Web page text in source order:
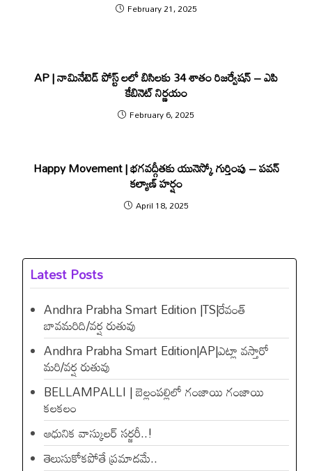
February 21, 2025
AP | నామినేటెడ్ పోస్ట్ ల‌లో బిసిల‌కు 34 శాతం రిజ‌ర్వేష‌న్ – ఎపి
కేబినెట్ నిర్ణ‌యం
February 6, 2025
Happy Movement | భ‌గ‌వ‌ద్గీతకు యునెస్కో గుర్తింపు – ప‌వ‌న్
క‌ల్యాణ్ హ‌ర్షం
April 18, 2025
Latest Posts
Andhra Prabha Smart Edition |TS|రేవంత్​
బావమరిది/వర్ష రుతువు
Andhra Prabha Smart Edition|AP|ఎట్లా వస్తారో
మరి/వర్ష రుతువు
BELLAMPALLI | బెల్లంపల్లిలో గంజాయి గంజాయి
కలకలం
ఆధునిక వాస్కులర్ సర్జరీ..!
తెలుసుకోకపోతే ప్రమాదమే..